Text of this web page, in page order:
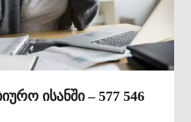
ისანში – 577 546